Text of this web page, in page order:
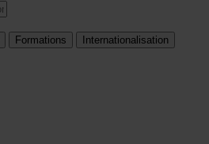
Formations Internationalisation